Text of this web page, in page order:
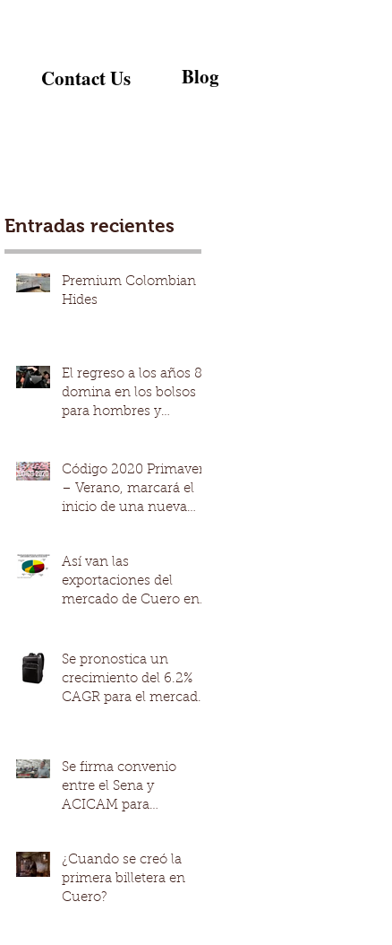
Contact Us Blog
Entradas recientes
Premium Colombian
Hides
El regreso a los años 80
domina en los bolsos
para hombres y
Código 2020 Primavera
– Verano, marcará el
inicio de una nueva
Así van las
exportaciones del
mercado de Cuero en
Se pronostica un
crecimiento del 6.2%
CAGR para el mercado
Se firma convenio
entre el Sena y
ACICAM para
modelos productivo
¿Cuando se creó la
primera billetera en
Cuero?